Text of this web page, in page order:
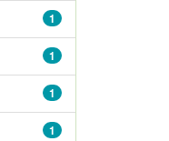
1
1
1
1